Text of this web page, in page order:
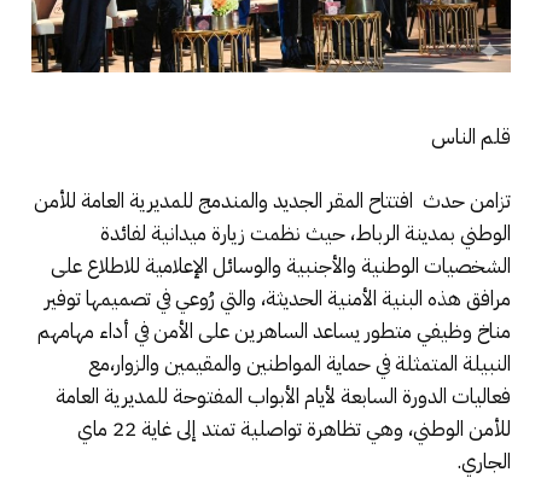
قلم الناس
تزامن حدث افتتاح المقر الجديد والمندمج للمديرية العامة للأمن
الوطني بمدينة الرباط، حيث نظمت زيارة ميدانية لفائدة
الشخصيات الوطنية والأجنبية والوسائل الإعلامية للاطلاع على
مرافق هذه البنية الأمنية الحديثة، والتي رُوعي في تصميمها توفير
مناخ وظيفي متطور يساعد الساهرين على الأمن في أداء مهامهم
النبيلة المتمثلة في حماية المواطنين والمقيمين والزوار،مع
فعاليات الدورة السابعة لأيام الأبواب المفتوحة للمديرية العامة
للأمن الوطني، وهي تظاهرة تواصلية تمتد إلى غاية 22 ماي
الجاري.